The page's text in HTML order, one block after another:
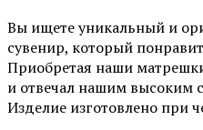
Вы ищете уникальный и
сувенир, который
Приобретая наши
и отвечал нашим высоким
Изделие изготовлено при